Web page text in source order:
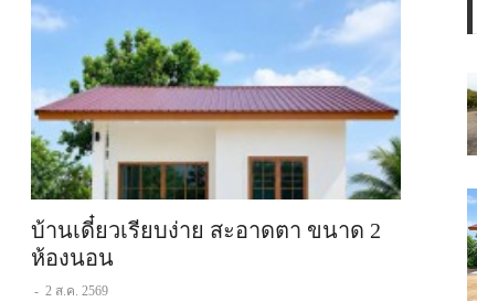
บ้านเดี๋ยวเรียบง่าย สะอาดตา ขนาด 2
ห้องนอน
- 2 ส.ค. 2569